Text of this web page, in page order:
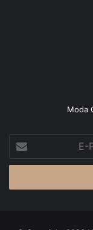
Moda
Posta
adresinizi